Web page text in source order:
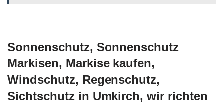
Sonnenschutz, Sonnenschutz
Markisen, Markise kaufen,
Windschutz, Regenschutz,
Sichtschutz in Umkirch, wir richten